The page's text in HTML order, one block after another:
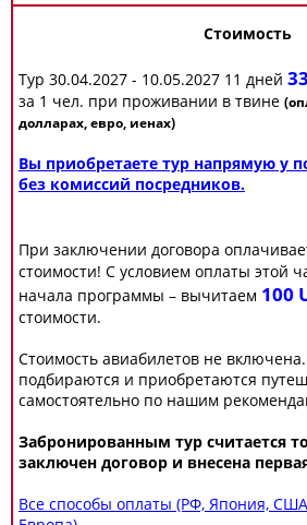
Стоимость
Тур 30.04.2027 - 10.05.2027 11 дней
за 1 чел. при проживании в твине
долларах, евро, иенах)
Вы приобретаете тур напрямую у
без комиссий посредников.
При заключении договора
стоимости! С условием оплаты этой
начала программы – вычитаем 100
стоимости.
Стоимость авиабилетов не
подбираются и приобретаются
самостоятельно по нашим
Забронированным тур считается
заключен договор и внесена
Все способы оплаты (РФ, Япония,